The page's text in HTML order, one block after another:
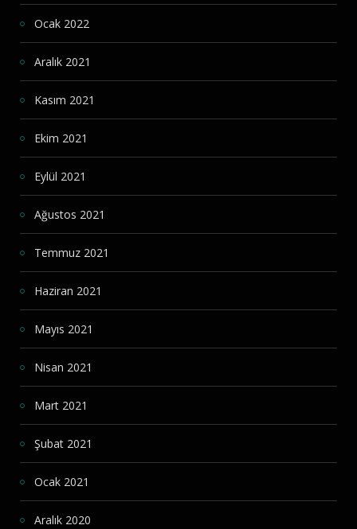
Ocak 2022
Aralık 2021
Kasım 2021
Ekim 2021
Eylül 2021
Ağustos 2021
Temmuz 2021
Haziran 2021
Mayıs 2021
Nisan 2021
Mart 2021
Şubat 2021
Ocak 2021
Aralık 2020